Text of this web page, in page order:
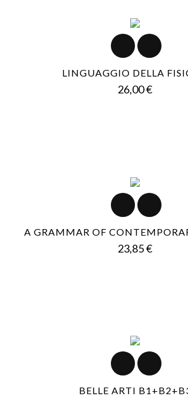
LINGUAGGIO DELLA
26,00 €Prezzo
A GRAMMAR OF
23,85 €Prezzo
BELLE ARTI